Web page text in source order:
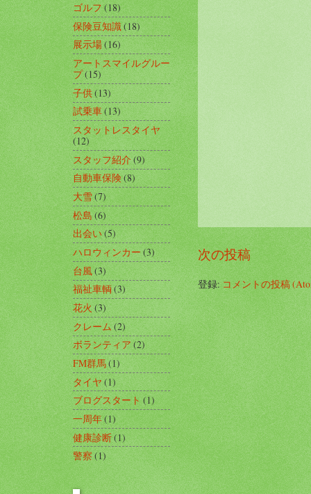
次の投稿
登録:コメントの投稿
ゴルフ(18)
保険豆知識(18)
展示場(16)
アートスマイルグルー
プ(15)
子供(13)
試乗車(13)
スタットレスタイヤ
(12)
スタッフ紹介(9)
自動車保険(8)
大雪(7)
松島 (6)
出会い(5)
ハロウィンカー(3)
台風(3)
福祉車輌 (3)
花火(3)
クレーム(2)
ボランティア(2)
FM群馬(1)
タイヤ(1)
ブログスタート(1)
一周年(1)
健康診断(1)
警察 (1)